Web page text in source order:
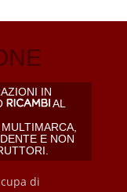
IN
AL
E NON
di